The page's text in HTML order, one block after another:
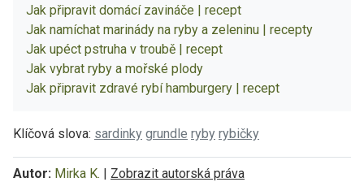
Jak připravit domácí zavináče | recept
Jak namíchat marinády na ryby a zeleninu | recepty
Jak upéct pstruha v troubě | recept
Jak vybrat ryby a mořské plody
Jak připravit zdravé rybí hamburgery | recept
Klíčová slova: sardinky grundle ryby rybičky
Autor: Mirka K. | Zobrazit autorská práva